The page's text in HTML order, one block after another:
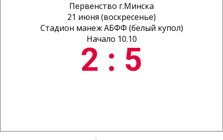
Первенство г.Минска
21 июня (воскресенье)
Стадион манеж АБФФ (белый купол)
Начало 10.10
2 : 5